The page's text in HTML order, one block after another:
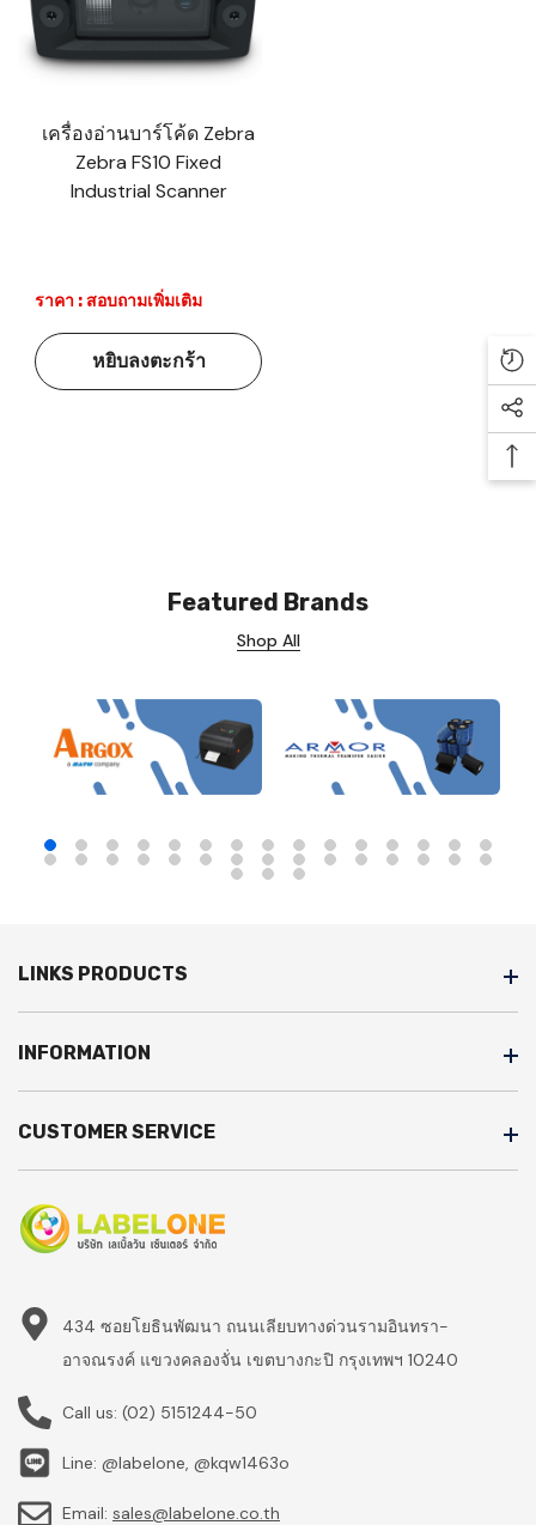
เครื่องอ่านบาร์โค้ด Zebra
Zebra FS10 Fixed
Industrial Scanner
ราคา : สอบถามเพิ่มเติม
หยิบลงตะกร้า
Featured Brands
Shop All
LINKS PRODUCTS
INFORMATION
CUSTOMER SERVICE
434 ซอยโยธินพัฒนา ถนนเลียบทางด่วนรามอินทรา-
อาจณรงค์ แขวงคลองจั่น เขตบางกะปิ กรุงเทพฯ 10240
Call us: (02) 5151244-50
Line: @labelone, @kqw1463o
Email: sales@labelone.co.th